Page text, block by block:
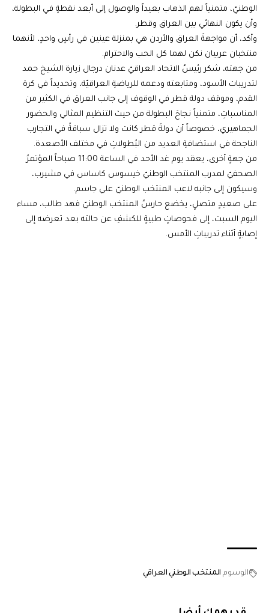
الوطنيّ، متمنياً لهم الذهاب بعيداً والوصول إلى أبعد نقطةٍ في البطولة،
وأن يكون النهائي بين العراق وقطر.
وأكد، أن مواجهةَ العراق والأردن هي بمنزلة عينين في رأسٍ واحدٍ، لأنهما
منتخبان عربيان نكن لهما كل الحب والاحترام.
من جهته، شكر رئيسُ الاتحاد العراقيّ عدنان درجال زيارة الشيخ حمد
لتدريبات الأسود، ومتابعته ودعمه للرياضةِ العراقيّة، وتحديداً في كرة
القدم، وموقف دولة قطر في الوقوف إلى جانب العراق في الكثير من
المناسباتِ، متمنياً نجاحَ البطولة من حيث التنظيم المثالي والحضور
الجماهيري، خصوصاً أن دولةَ قطر كانت ولا تزال سباقةً في التجارب
الناجحة في استضافةِ العديد من البُطولاتِ في مختلف الأصعدة.
من جهةٍ أخرى، يعقد يوم غد الأحد في الساعة 11:00 صباحاً المؤتمرُ
الصحفيّ لمدرب المنتخب الوطنيّ خيسوس كاساس في مشيرب،
وسيكون إلى جانبه لاعب المنتخب الوطنيّ علي جاسم.
على صعيدٍ متصلٍ، يخضع حارسُ المنتخب الوطنيّ فهد طالب، مساء
اليوم السبت، إلى فحوصاتٍ طبيةٍ للكشفِ عن حالته بعد تعرضه إلى
إصابةٍ أثناء تدريباتِ الأمس.
الوسوم المنتخب الوطني العراقي